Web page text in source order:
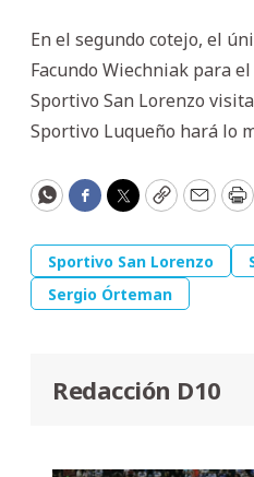
En el segundo cotejo, el
Facundo Wiechniak para
Sportivo San Lorenzo
Sportivo Luqueño hará lo
WhatsApp
Facebook
Twitter
CopyEmail
Sportivo San Lorenzo
Sergio Órteman
Redacción D10